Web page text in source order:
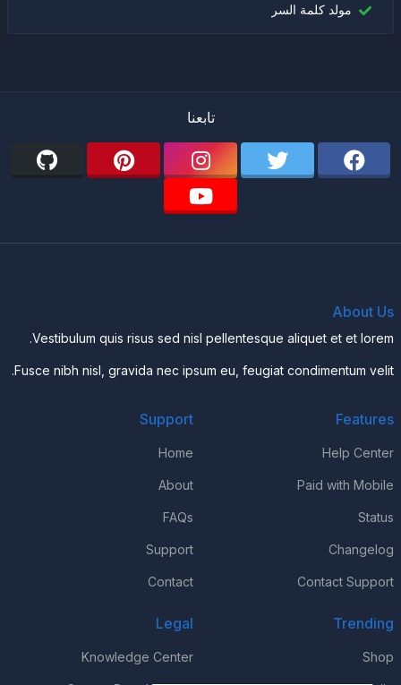
مولد كلمة السر
تابعنا
About Us
Vestibulum quis risus sed nisl pellentesque aliquet et et lorem.
Fusce nibh nisl, gravida nec ipsum eu, feugiat condimentum velit.
Features
Help Center
Paid with Mobile
Status
Changelog
Contact Support
Support
Home
About
FAQs
Support
Contact
Trending
Shop
Legal
Knowledge Center